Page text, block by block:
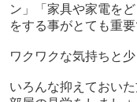
ン」「家具や家電を
をする事がとても重要
ワクワクな気持ちと少
いろんな抑えておい